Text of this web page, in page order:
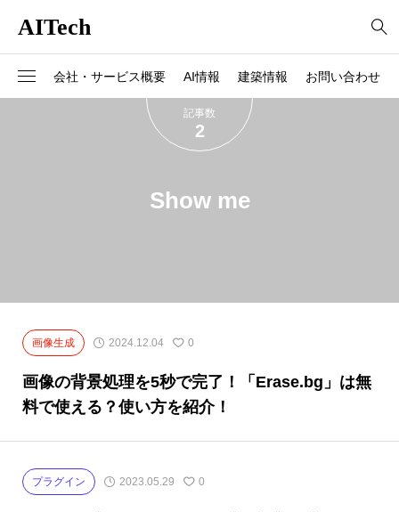
AITech
会社・サービス概要 AI情報 建築情報 お問い合わせ
Show me
記事数
2
画像生成 2024.12.04 0
画像の背景処理を5秒で完了！「Erase.bg」は無
料で使える？使い方を紹介！
プラグイン 2023.05.29 0